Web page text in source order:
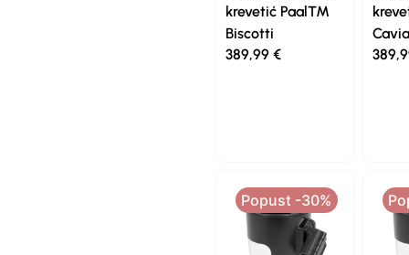
krevetić Paal™
Biscotti
389,99 €
Popust -30%